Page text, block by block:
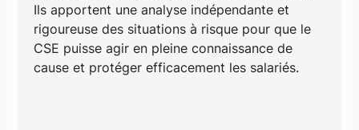
Ils apportent une analyse indépendante et
rigoureuse des situations à risque pour que le
CSE puisse agir en pleine connaissance de
cause et protéger efficacement les salariés.